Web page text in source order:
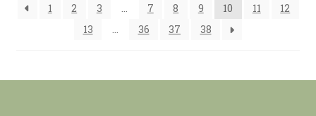
1 2 3 … 7 8 9 10 11
12
13
… 36 37 38